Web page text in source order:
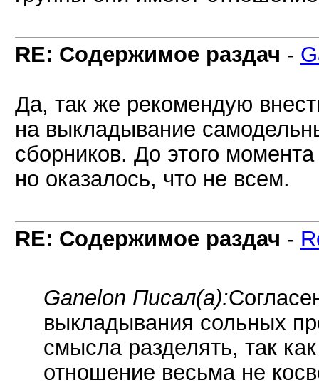
RE: Содержимое раздач -
Да, так же рекомендую
на выкладывание
сборников. До этого
но оказалось, что не всем.
RE: Содержимое раздач -
Ganelon Писал(а):
выкладывания сольных
смысла разделять, так
отношение весьма не